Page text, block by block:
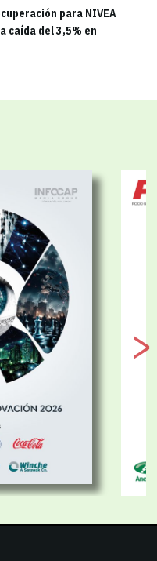
para NIVEA
caída del 3,5% en